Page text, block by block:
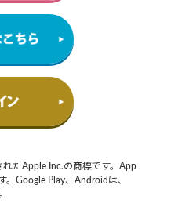
たApple Inc.の商標です。App
Google Play、Androidは、